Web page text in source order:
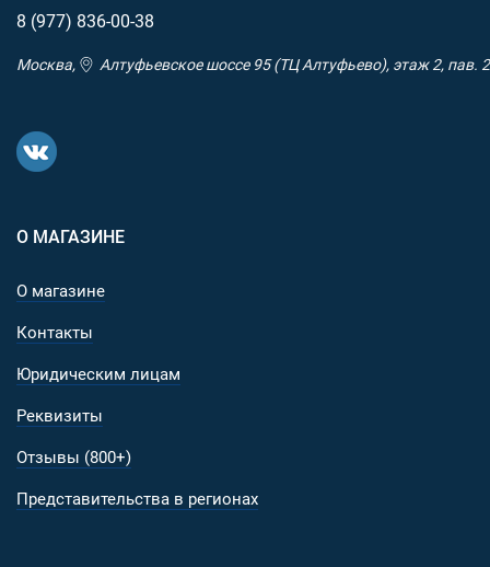
8 (977) 836-00-38
Москва, Алтуфьевское шоссе 95 (ТЦ Алтуфьево), этаж 2, пав. 2
О МАГАЗИНЕ
О магазине
Контакты
Юридическим лицам
Реквизиты
Отзывы (800+)
Представительства в регионах